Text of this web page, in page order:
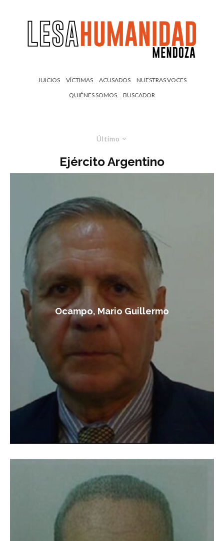
JUICIOS VÍCTIMAS ACUSADOS
NUESTRAS VOCES
QUIÉNES SOMOS
BUSCADOR
Último
Ejército Argentino
Ocampo, Mario Guillermo